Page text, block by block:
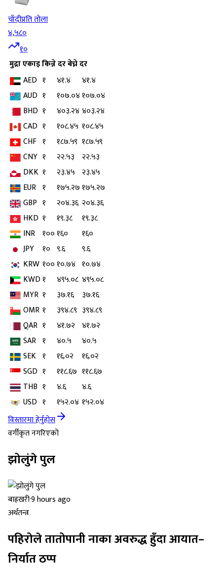
चाँदीप्रति तोला
४,५८०
१०
मुद्राएकाइकिन्ने दरबेच्ने दर
AED १ ४१.४
४१.४
AUD १ १०७.०४१०७.०४
BHD १ ४०३.२४ ४०३.२४
CAD १ १०८.४५ १०८.४५
CHF १ १८७.५९ १८७.५९
CNY १ २२.५३
२२.५३
DKK १ २३.४५ २३.४५
EUR १ १७५.२७१७५.२७
GBP १ २०४.३६ २०४.३६
HKD १ १९.३८
१९.३८
INR १००१६०
१६०
JPY
१० ९.६
९.६
KRW १००१०.७४ १०.७४
KWD१ ४९५.०८ ४९५.०८
MYR १ ३७.१६
३७.१६
OMR १ ३९४.८९ ३९४.८९
QAR १ ४१.७२ ४१.७२
SAR १ ४०.५
४०.५
SEK १ १६.०२
१६.०२
SGD १ ११८.६७ ११८.६७
THB १ ४.६
४.६
USD १ १५२.०४ १५२.०४
विस्तारमा हेर्नुहोस
वर्गीकृत नगरिएको
झोलुंगे पुल
बाह्रखरी·9 hours ago
अर्थतन्त्र
पहिरोले तातोपानी नाका अवरुद्ध हुँदा आयात–
निर्यात ठप्प